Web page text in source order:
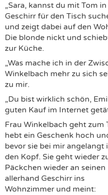
„Sara, kannst du mit Tom
Geschirr für den Tisch
und zeigt dabei auf den
Die blonde nickt und
zur Küche.
„Was mache ich in der
Winkelbach mehr zu sich
zu mir.
„Du bist wirklich schön,
guten Kauf im Internet
Frau Winkelbach geht zum
hebt ein Geschenk hoch
bevor sie bei mir
den Kopf. Sie geht wieder
Päckchen wieder an
allerhand Geschirr ins
Wohnzimmer und meint: